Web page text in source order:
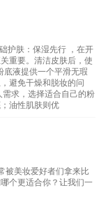
护肤：保湿先行 ，在开
重要。清洁皮肤后，使
底液提供一个平滑无瑕
避免干燥和脱妆的问
求，选择适合自己的粉
油性肌肤则优
被美妆爱好者们拿来比
个更适合你？让我们一